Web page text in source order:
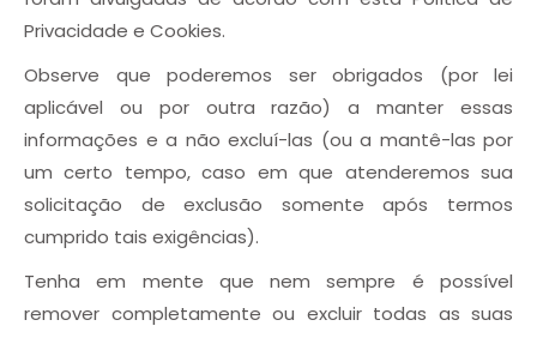
Privacidade e Cookies.
Observe que poderemos ser obrigados (por lei
aplicável ou por outra razão) a manter essas
informações e a não excluí-las (ou a mantê-las por
um certo tempo, caso em que atenderemos sua
solicitação de exclusão somente após termos
cumprido tais exigências).
Tenha em mente que nem sempre é possível
remover completamente ou excluir todas as suas